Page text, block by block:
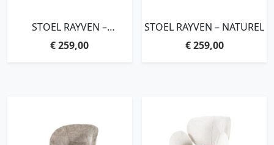
STOEL RAYVEN –
LICHTBRUIN
€259,00
STOEL RAYVEN – NATUREL
€259,00